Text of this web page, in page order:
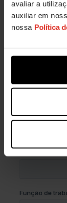
avaliar a
auxiliar em
nossa Política